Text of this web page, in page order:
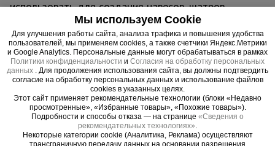
использовать для создания навесов, шатров,
торговых павильонов, зон отдыха, беседок,
складов и ангаров.
Важно:
Тент можно эксплуатировать при температурах -
45°С до + 70°С
Не деформируется, водонепроницаем,
герметичен, легко монтируется
Мы используем Cookie
Для улучшения работы сайта, анализа трафика и повышения удобства
пользователей, мы применяем cookies, а также счетчики Яндекс.Метрики
и Google Analytics. Персональные данные могут обрабатываться в рамках
Политики конфиденциальности и Согласия на обработку персональных
данных
. Для продолжения использования сайта, вы должны подтвердить
согласие на обработку персональных данных и использование файлов
cookies в указанных целях.
Этот сайт применяет рекомендательные технологии (блоки «Недавно
просмотренные», «Избранные товары», «Похожие товары»).
Подробности и способы отказа — на странице «Сведения о
рекомендательных технологиях»
Некоторые категории cookie (Аналитика, Реклама) осуществляют
трансграничную передачу данных на основании разрешения